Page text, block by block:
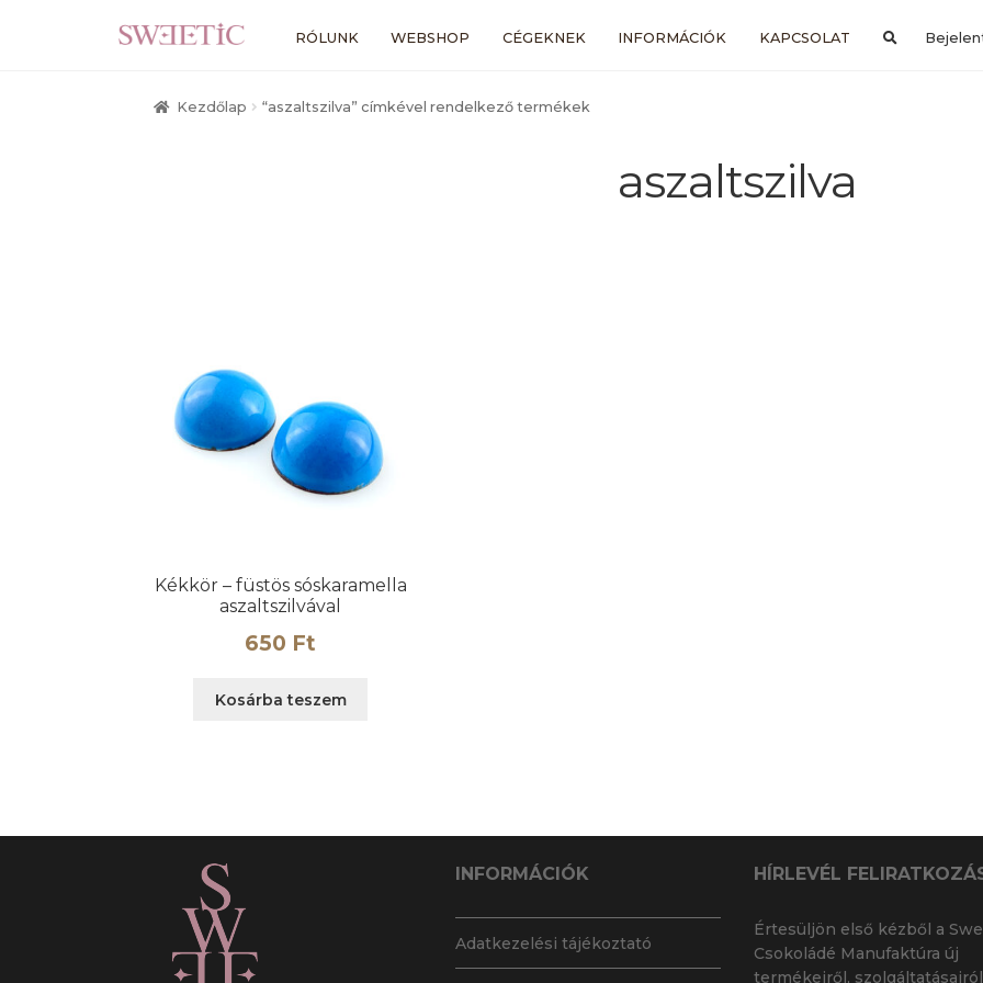
a
a
RÓLUNK WEBSHOP CÉGEKNEK INFORMÁCIÓK KAPCSOLAT
Kezdőlap “aszaltszilva” címkével rendelkező termékek
aszaltszilva
Kékkör – füstös sóskaramella
aszaltszilvával
650 Ft
Kosárba teszem
INFORMÁCIÓK
Adatkezelési tájékoztató
HÍRLEVÉL
Értesüljön első kézből a
Csokoládé Manufaktúra új
termékeiről,